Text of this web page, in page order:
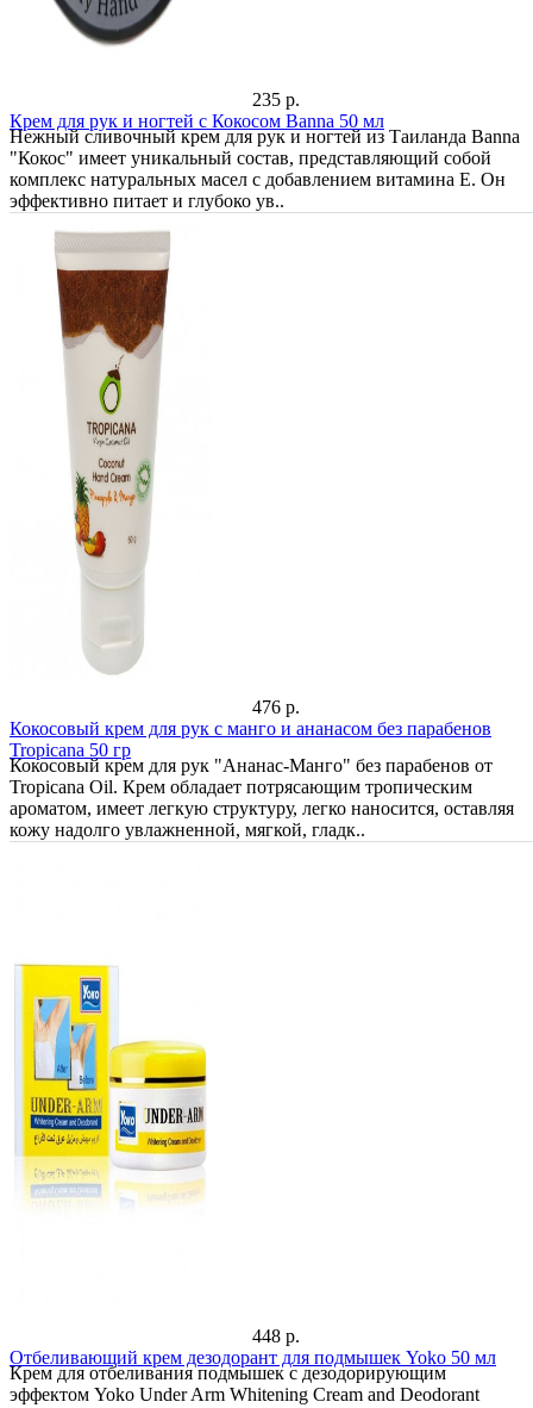
235 р.
Крем для рук и ногтей с Кокосом Banna 50 мл
Нежный сливочный крем для рук и ногтей из Таиланда Banna
"Кокос" имеет уникальный состав, представляющий собой
комплекс натуральных масел с добавлением витамина Е. Он
эффективно питает и глубоко ув..
476 р.
Кокосовый крем для рук с манго и ананасом без парабенов
Tropicana 50 гр
Кокосовый крем для рук "Ананас-Манго" без парабенов от
Tropicana Oil. Крем обладает потрясающим тропическим
ароматом, имеет легкую структуру, легко наносится, оставляя
кожу надолго увлажненной, мягкой, гладк..
448 р.
Отбеливающий крем дезодорант для подмышек Yoko 50 мл
Крем для отбеливания подмышек c дезодорирующим
эффектом Yoko Under Arm Whitening Cream and Deodorant